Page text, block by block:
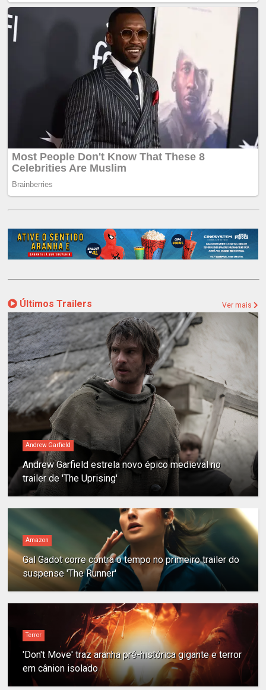
Últimos Trailers Ver mais
Andrew Garfield
Andrew Garfield estrela novo épico medieval no
trailer de 'The Uprising'
Amazon
Gal Gadot corre contra o tempo no primeiro trailer do
suspense 'The Runner'
Terror
'Don't Move' traz aranha pré-histórica gigante e terror
em cânion isolado